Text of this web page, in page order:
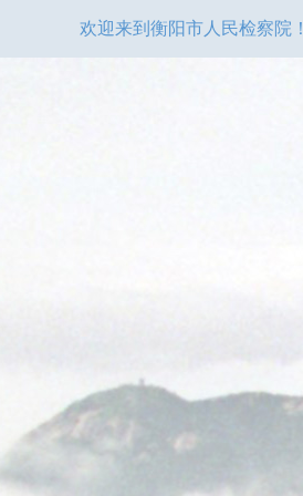
欢迎来到衡阳市人民检察院！